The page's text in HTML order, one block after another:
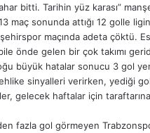
bitti. Tarihin yüz karası”
maç sonunda attığı 12 golle
maçında adeta çöktü.
önde gelen bir çok takımı
büyük hatalar sonucu 3 gol
sinyalleri verirken, yediği
gelecek haftalar için
fazla gol görmeyen